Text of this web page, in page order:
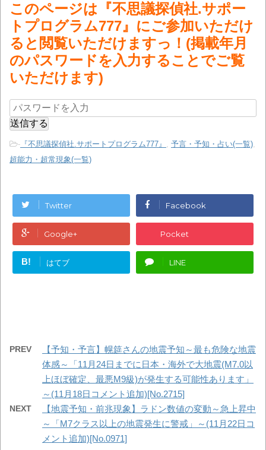
このページは『不思議探偵社.サポー
トプログラム777』にご参加いただけ
ると閲覧いただけますっ！(掲載年月
のパスワードを入力することでご覧
いただけます)
- 『不思議探偵社.サポートプログラム777』 , 予言・予知・占い(一覧),
超能力・超常現象(一覧)
Twitter Facebook
Google+ Pocket
B! はてブ LINE
PREV
【予知・予言】幌筵さんの地震予知～最も危険な地震
体感～「11月24日までに日本・海外で大地震(M7.0以
上ほぼ確定、最悪M9級)が発生する可能性あります」
～(11月18日コメント追加)[No.2715]
NEXT
【地震予知・前兆現象】ラドン数値の変動～急上昇中
～「M7クラス以上の地震発生に警戒」～(11月22日コ
メント追加)[No.0971]